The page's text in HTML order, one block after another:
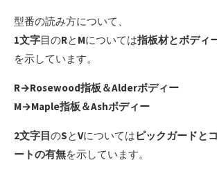
型番の読み方について、
1文字目のRと Mについては指板材とボディ
を示しています。
R→Rosewood指板＆Alderボディー
M→Maple指板＆Ashボディー
2文字目のSとVについてはピックガードと
ートの有無を示しています。